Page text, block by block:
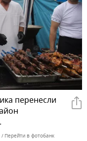
перенесли
Перейти в фотобанк